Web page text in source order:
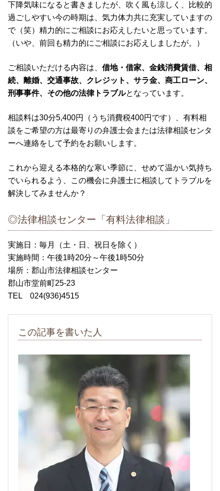
下降気味になると書きましたが、吹く風も涼しく、比較的
過ごしやすい今の時期は、気力体力共に充実していますの
で（笑）精力的にご相談にお応えしたいと思っています。
（いや、前回も精力的にご相談にお応えしましたが。）
ご相談いただける内容は、 借地・借家、金銭消費賃借、相
続、離婚、交通事故、クレジット、サラ金、商工ローン、
刑事事件、その他の法律トラブルとなっています。
相談料は30分5,400円（うち消費税400円です）、有料相
談をご希望の方は最寄りの弁護士会または法律相談センタ
ーへ連絡をして予約をお願いします。
これから迎える本格的な寒い季節に、せめて温かい気持ち
でいられるよう、この機会に弁護士に相談してトラブルを
解決してみませんか？
◎法律相談センター「有料法律相談」
実施日：毎月（土・日、祝日を除く）
実施時間：午後1時20分～午後1時50分
場所：郡山市法律相談センター
郡山市堂前町25-23
TEL 024(936)4515
この記事を書いた人